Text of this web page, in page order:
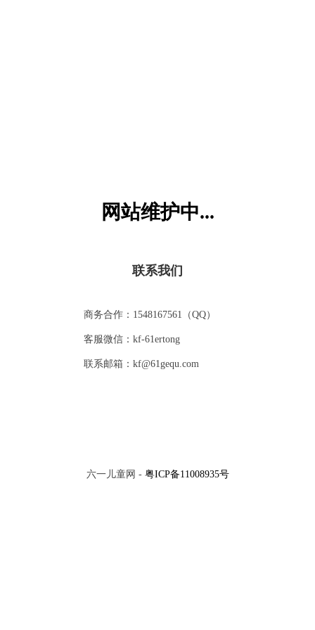
网站维护中...
联系我们
商务合作：1548167561（QQ）
客服微信：kf-61ertong
联系邮箱：kf@61gequ.com
六一儿童网 - 粤ICP备11008935号